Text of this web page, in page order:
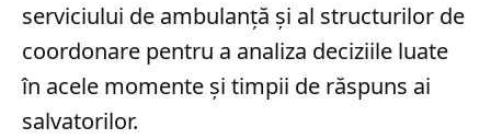
serviciului de ambulanță și al structurilor de
coordonare pentru a analiza deciziile luate
în acele momente și timpii de răspuns ai
salvatorilor.